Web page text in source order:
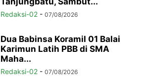
Redaksi-02 - 07/08/2026
Dua Babinsa Koramil 01 Balai
Karimun Latih PBB di SMA
Maha...
Redaksi-02 - 07/08/2026